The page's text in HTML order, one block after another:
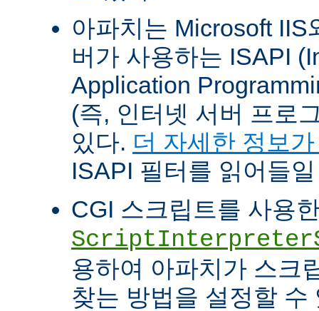
아파치는 Microsoft
버가 사용하는 ISAPI
Application
(즉, 인터넷 서버 프로
있다. 더 자세한 정보
ISAPI 필터를 읽어들
CGI 스크립트를 사용
용하여 아파치가 스크
찾는 방법을 설정할 수